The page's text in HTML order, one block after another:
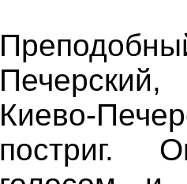
Киево-
постриг.